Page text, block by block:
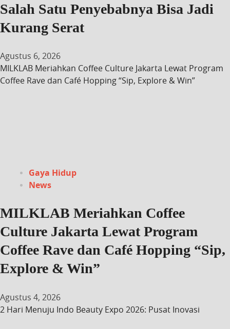
Salah Satu Penyebabnya Bisa Jadi
Kurang Serat
Agustus 6, 2026
MILKLAB Meriahkan Coffee Culture Jakarta Lewat Program
Coffee Rave dan Café Hopping “Sip, Explore & Win”
Gaya Hidup
News
MILKLAB Meriahkan Coffee
Culture Jakarta Lewat Program
Coffee Rave dan Café Hopping “Sip,
Explore & Win”
Agustus 4, 2026
2 Hari Menuju Indo Beauty Expo 2026: Pusat Inovasi